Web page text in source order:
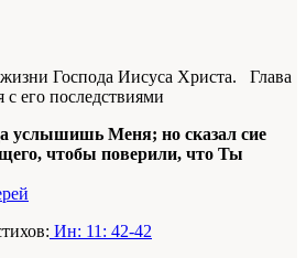
Господа Иисуса Христа. Глава
его последствиями
услышишь Меня; но сказал сие
чтобы поверили, что Ты
Ин: 11: 42-42